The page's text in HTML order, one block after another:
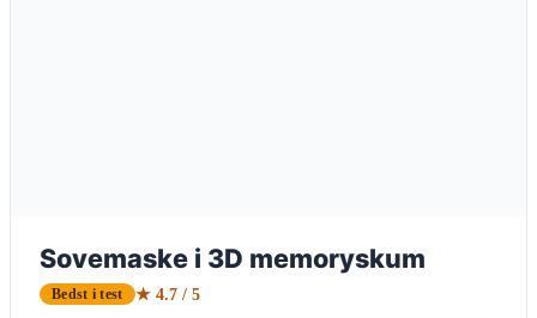
Sovemaske i 3D memoryskum
Bedst i test ★ 4.7 / 5